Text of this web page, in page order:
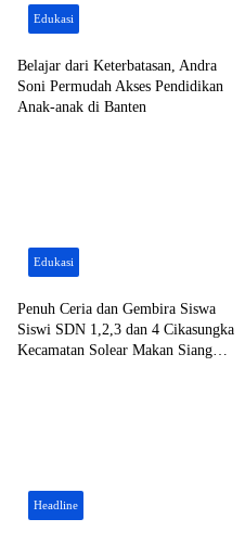
Edukasi
Belajar dari Keterbatasan, Andra
Soni Permudah Akses Pendidikan
Anak-anak di Banten
Edukasi
Penuh Ceria dan Gembira Siswa
Siswi SDN 1,2,3 dan 4 Cikasungka
Kecamatan Solear Makan Siang
Headline